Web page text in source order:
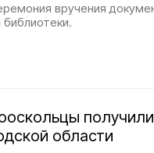
вручения
области